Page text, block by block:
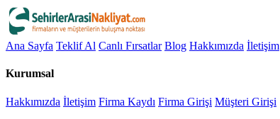
Ana Sayfa Teklif Al Canlı Fırsatlar Blog Hakkımızda İletişim
Kurumsal
Hakkımızda İletişim Firma Kaydı Firma Girişi Müşteri Girişi